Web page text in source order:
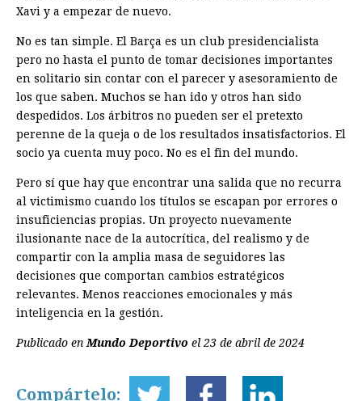
Xavi y a empezar de nuevo.
No es tan simple. El Barça es un club presidencialista
pero no hasta el punto de tomar decisiones importantes
en solitario sin contar con el parecer y asesoramiento de
los que saben. Muchos se han ido y otros han sido
despedidos. Los árbitros no pueden ser el pretexto
perenne de la queja o de los resultados insatisfactorios. El
socio ya cuenta muy poco. No es el fin del mundo.
Pero sí que hay que encontrar una salida que no recurra
al victimismo cuando los títulos se escapan por errores o
insuficiencias propias. Un proyecto nuevamente
ilusionante nace de la autocrítica, del realismo y de
compartir con la amplia masa de seguidores las
decisiones que comportan cambios estratégicos
relevantes. Menos reacciones emocionales y más
inteligencia en la gestión.
Publicado en Mundo Deportivo el 23 de abril de 2024
Compártelo: